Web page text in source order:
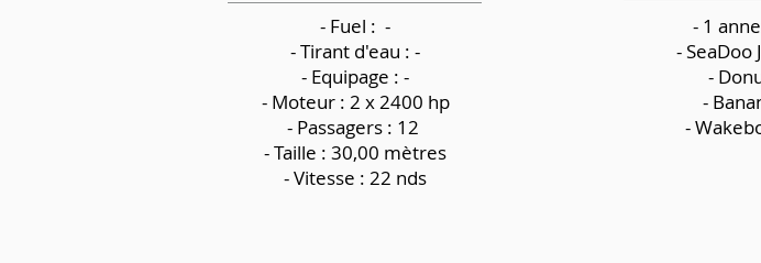
- Fuel : -
-Tirant d'eau : -
- Equipage : -
- Moteur : 2 x 2400 hp
- Passagers : 12
- Taille : 30,00 mètres
- Vitesse : 22 nds
- 1
- SeaDoo
-
-
-